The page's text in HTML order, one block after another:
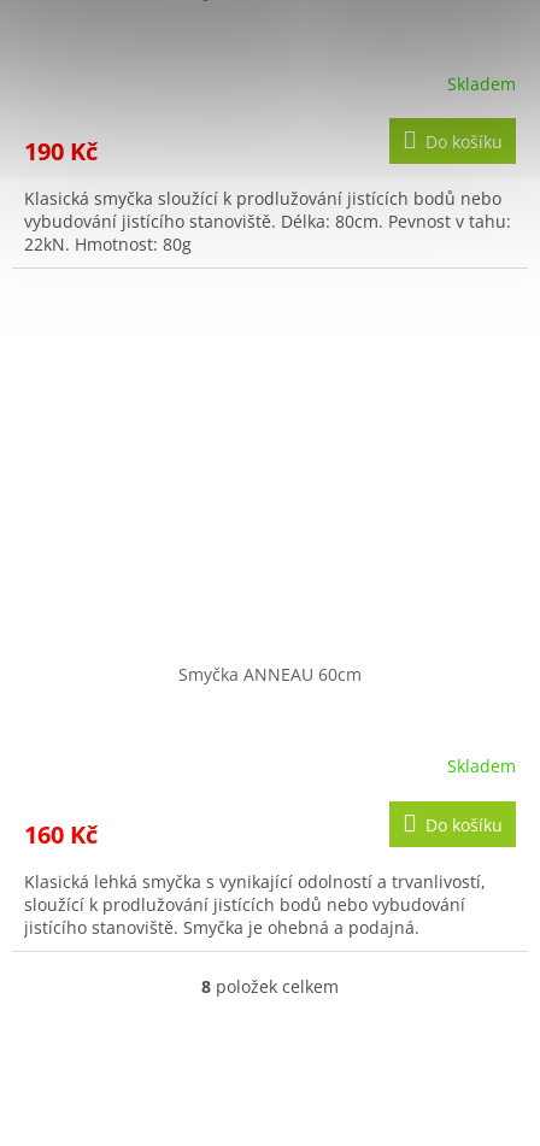
Skladem
190 Kč Do košíku
Klasická smyčka sloužící k prodlužování jistících bodů nebo
vybudování jistícího stanoviště. Délka: 80cm. Pevnost v tahu:
22kN. Hmotnost: 80g
Smyčka ANNEAU 60cm
Skladem
160 Kč Do košíku
Klasická lehká smyčka s vynikající odolností a trvanlivostí,
sloužící k prodlužování jistících bodů nebo vybudování
jistícího stanoviště. Smyčka je ohebná a podajná.
O
8 položek celkem